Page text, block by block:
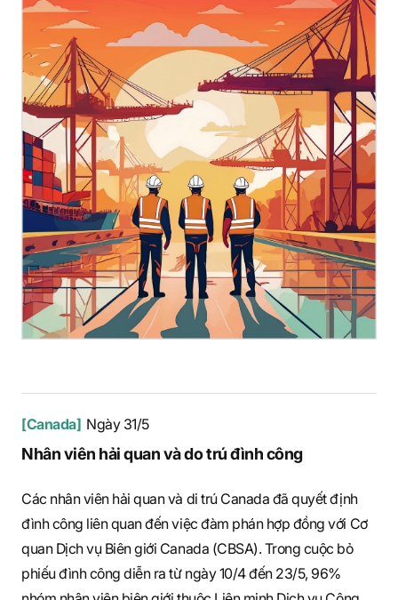
[Canada] Ngày 31/5
Nhân viên hải quan và do trú đình công
Các nhân viên hải quan và di trú Canada đã quyết định
đình công liên quan đến việc đàm phán hợp đồng với Cơ
quan Dịch vụ Biên giới Canada (CBSA). Trong cuộc bỏ
phiếu đình công diễn ra từ ngày 10/4 đến 23/5, 96%